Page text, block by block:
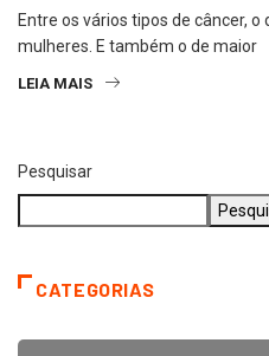
Entre os vários tipos de câncer,
mulheres. E também o de maior
LEIA MAIS
Pesquisar
CATEGORIAS